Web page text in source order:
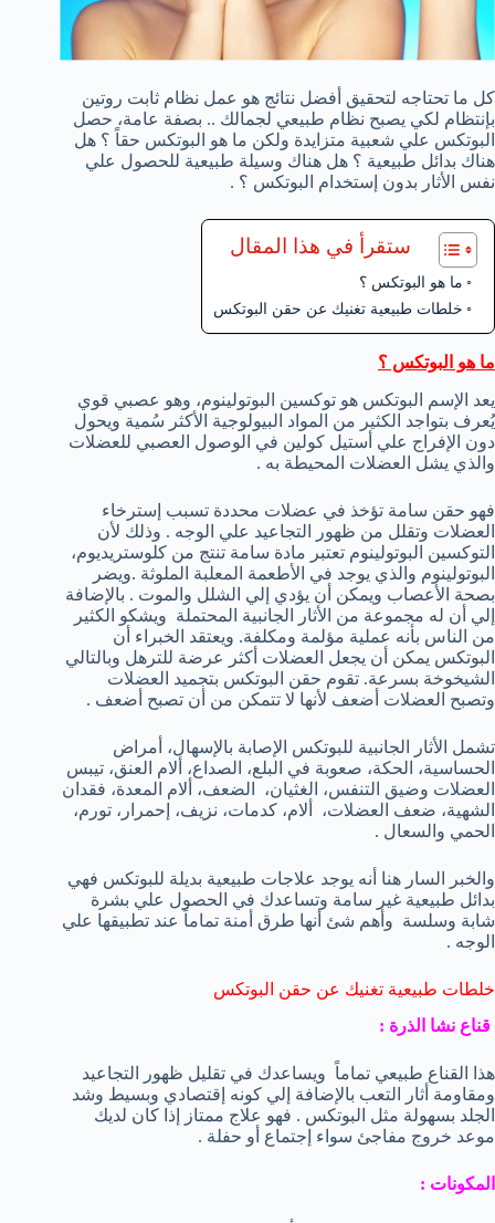
كل ما تحتاجه لتحقيق أفضل نتائج هو عمل نظام ثابت روتين
بإنتظام لكي يصبح نظام طبيعي لجمالك .. بصفة عامة، حصل
البوتكس علي شعبية متزايدة ولكن ما هو البوتكس حقاً ؟ هل
هناك بدائل طبيعية ؟ هل هناك وسيلة طبيعية للحصول علي
نفس الأثار بدون إستخدام البوتكس ؟ .
ستقرأ في هذا المقال
ما هو البوتكس ؟
خلطات طبيعية تغنيك عن حقن البوتكس
ما هو البوتكس ؟
يعد الإسم البوتكس هو توكسين البوتولينوم، وهو عصبي قوي
يُعرف بتواجد الكثير من المواد البيولوجية الأكثر سُمية ويحول
دون الإفراج علي أستيل كولين في الوصول العصبي للعضلات
والذي يشل العضلات المحيطة به .
فهو حقن سامة تؤخذ في عضلات محددة تسبب إسترخاء
العضلات وتقلل من ظهور التجاعيد علي الوجه . وذلك لأن
التوكسين البوتولينوم تعتبر مادة سامة تنتج من كلوستريديوم،
البوتولينوم والذي يوجد في الأطعمة المعلبة الملوثة .ويضر
بصحة الأعصاب ويمكن أن يؤدي إلي الشلل والموت . بالإضافة
إلي أن له مجموعة من الأثار الجانبية المحتملة ويشكو الكثير
من الناس بأنه عملية مؤلمة ومكلفة. ويعتقد الخبراء أن
البوتكس يمكن أن يجعل العضلات أكثر عرضة للترهل وبالتالي
الشيخوخة بسرعة. تقوم حقن البوتكس بتجميد العضلات
وتصبح العضلات أضعف لأنها لا تتمكن من أن تصبح أضعف .
تشمل الأثار الجانبية للبوتكس الإصابة بالإسهال، أمراض
الحساسية، الحكة، صعوبة في البلع، الصداع، ألام العنق، تيبس
العضلات وضيق التنفس، الغثيان، الضعف، ألام المعدة، فقدان
الشهية، ضعف العضلات، ألام، كدمات، نزيف، إحمرار، تورم،
الحمي والسعال .
والخبر السار هنا أنه يوجد علاجات طبيعية بديلة للبوتكس فهي
بدائل طبيعية غير سامة وتساعدك في الحصول علي بشرة
شابة وسلسة وأهم شئ أنها طرق أمنة تماماً عند تطبيقها علي
الوجه .
خلطات طبيعية تغنيك عن حقن البوتكس
قناع نشا الذرة :
هذا القناع طبيعي تماماً ويساعدك في تقليل ظهور التجاعيد
ومقاومة أثار التعب بالإضافة إلي كونه إقتصادي وبسيط وشد
الجلد بسهولة مثل البوتكس . فهو علاج ممتاز إذا كان لديك
موعد خروج مفاجئ سواء إجتماع أو حفلة .
المكونات :